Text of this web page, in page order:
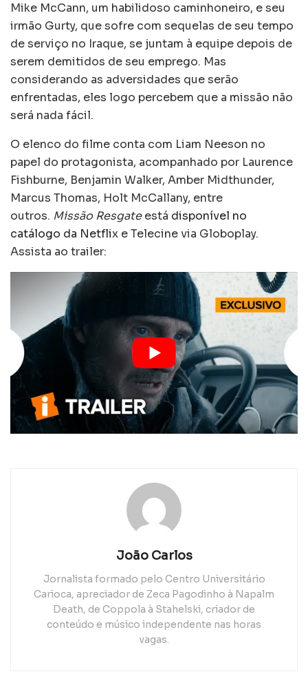
Mike McCann, um habilidoso caminhoneiro, e seu
irmão Gurty, que sofre com sequelas de seu tempo
de serviço no Iraque, se juntam à equipe depois de
serem demitidos de seu emprego. Mas
considerando as adversidades que serão
enfrentadas, eles logo percebem que a missão não
será nada fácil.
O elenco do filme conta com Liam Neeson no
papel do protagonista, acompanhado por Laurence
Fishburne, Benjamin Walker, Amber Midthunder,
Marcus Thomas, Holt McCallany, entre
outros. Missão Resgateestá disponível no
catálogo da Netflix e Telecine via Globoplay.
Assista ao trailer:
João Carlos
Jornalista formado pelo Centro Universitário
Carioca, apreciador de Zeca Pagodinho à Napalm
Death, de Coppola à Stahelski, criador de
conteúdo e músico independente nas horas
vagas.